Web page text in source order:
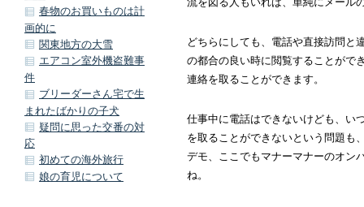
どちらにしても、電話や直接訪問と
の都合の良い時に閲覧することがで
連絡を取ることができます。
仕事中に電話はできないけども、い
を取ることができないという問題も
デモ、ここでもマナーマナーのオン
ね。
春物のお買いものは計
画的に
関東地方の大雪
エアコン室外機盗難事
件
ブリーダーさん宅で生
まれたばかりの子犬
疑問に思った交番の対
応
初めての海外旅行
娘の育児について